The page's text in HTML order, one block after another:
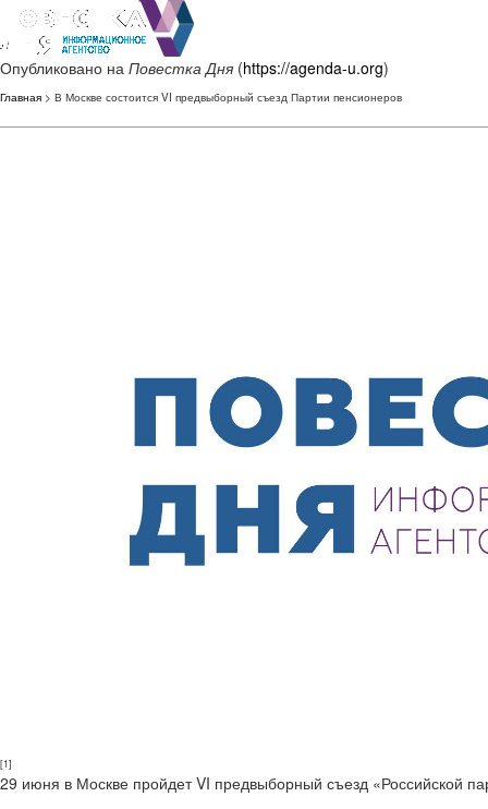
Опубликовано на Повестка Дня (https://agenda-u.org)
Главная > В Москве состоится VI предвыборный съезд Партии пенсионеров
[1]
29 июня в Москве пройдет VI предвыборный съезд «Российской